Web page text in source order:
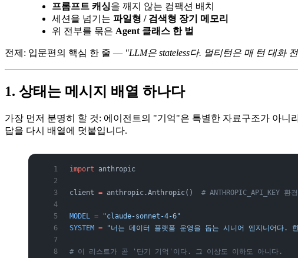
프롬프트 캐싱을 깨지 않는 컴팩션 배치
세션을 넘기는 파일형 / 검색형 장기 메모리
위 전부를 묶은 Agent 클래스 한 벌
전제: 입문편의 핵심 한 줄 — "LLM은 stateless다. 멀티턴은 매 턴 대화
1. 상태는 메시지 배열 하나다
가장 먼저 분명히 할 것: 에이전트의 "기억"은 특별한 자료구조가 아니
답을 다시 배열에 덧붙입니다.
import anthropic
client = anthropic.Anthropic() # ANTHROPIC_API_KEY 환
MODEL = "claude-sonnet-4-6"
SYSTEM = "너는 데이터 플랫폼 운영을 돕는 시니어 엔지니어다.
# 이 리스트가 곧 '단기 기억'이다. 그 이상도 이하도 아니다.